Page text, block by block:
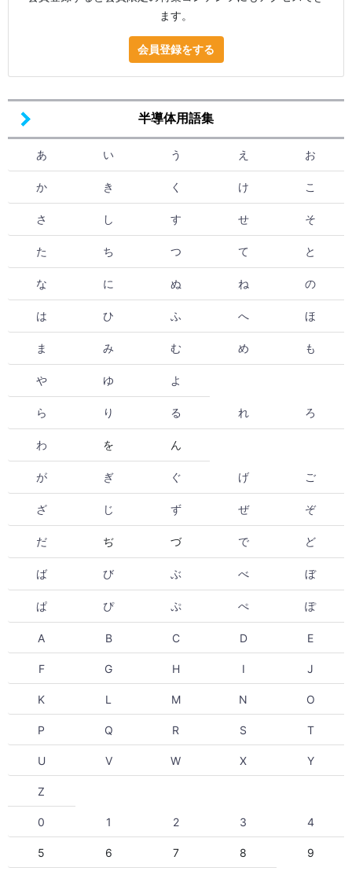
半導体用語集
あ い う え お
か き く け こ
さ し す せ そ
た ち つ て と
な に ぬ ね の
は ひ ふ へ ほ
ま み む め も
や ゆ よ
ら り る れ ろ
わ を ん
が ぎ ぐ げ ご
ざ じ ず ぜ ぞ
だ ぢ づ で ど
ば び ぶ べ ぼ
ぱ ぴ ぷ ぺ ぽ
A B C D E
F G H I J
K L M N O
P Q R S T
U V W X Y
Z
0 1 2 3 4
5 6 7 8 9
ます。
会員登録をする